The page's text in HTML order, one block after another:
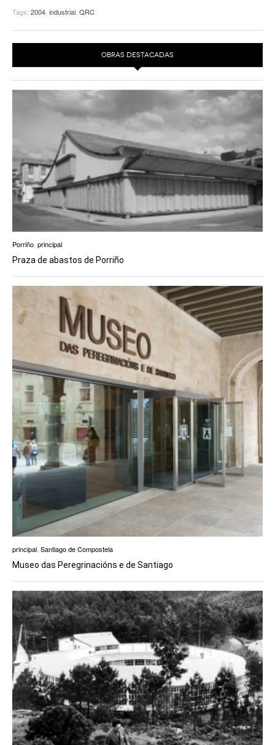
Tags: 2004, industrial, QRC
OBRAS DESTACADAS
Porriño principal
Praza de abastos de Porriño
principal Santiago de Compostela
Museo das Peregrinacións e de Santiago